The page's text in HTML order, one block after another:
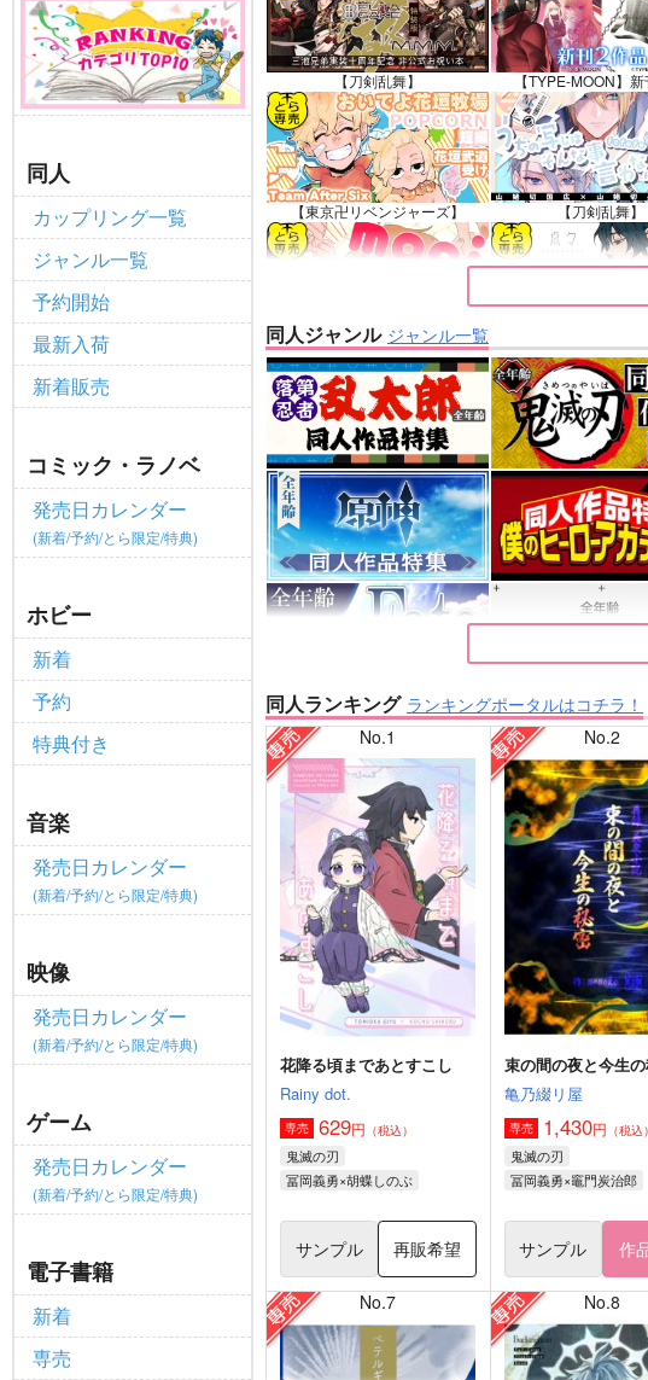
同人
カップリング一覧
ジャンル一覧
予約開始
最新入荷
新着販売
コミック・ラノベ
発売日カレンダー
(新着/予約/とら限定/特典)
ホビー
新着
予約
特典付き
音楽
発売日カレンダー
(新着/予約/とら限定/特典)
映像
発売日カレンダー
(新着/予約/とら限定/特典)
ゲーム
発売日カレンダー
(新着/予約/とら限定/特典)
電子書籍
新着
専売
重要 【2025/12/1より】「通販ポイント⇒とらコ
重要 個人情報保護方針の改定について（
重要 ポイント付与・管理体制改定のお知らせ（
全てのお知らせを見る
【刀剣乱舞】 【TYPE-MOON】
【東京卍リベンジャーズ】 【刀剣乱舞】
【ゲゲゲの鬼太郎】
同人ジャンル ジャンル一覧
同人ランキング ランキングポータルはコチラ！
No.1
花降る頃まであとすこし
Rainy dot.
専売 629円 （税込）
鬼滅の刃
冨岡義勇×胡蝶しのぶ
サンプル 再販希望
No.2
束の間の夜と今生
亀乃綴リ屋
専売 1,430円 （税込）
鬼滅の刃
冨岡義勇×竈門炭治郎
サンプル 作
No.7 No.8